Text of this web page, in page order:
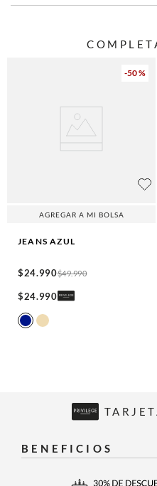
-50 %
AGREGAR A MI BOLSA
JEANS AZUL
$24.990$49.990
$24.990
BENEFICIOS